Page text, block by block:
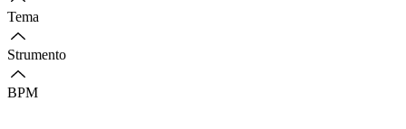
Tema
Strumento
BPM